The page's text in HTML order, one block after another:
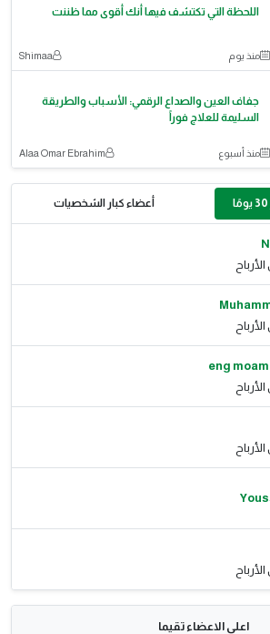
اللحظة التي تكتشف فيها أنك أقوى مما ظننت
منذ يوم Shimaa
جفاف العين والصداع الرقمي: الأسباب والطريقة
السليمة للعلاج فوراً
منذ أسبوع Alaa Omar Ebrahim
أعضاء كبار الشخصيات
eng
اعلي الاعضاء تقيما